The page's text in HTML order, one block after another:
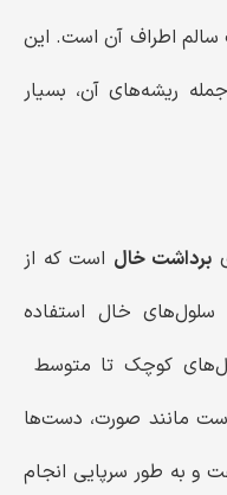
اطراف آن است. این
ریشه‌های آن، بسیار
برداشت خال است که از
خال استفاده
کوچک تا متوسط
مانند صورت، دست‌ها
و به طور سرپایی انجام